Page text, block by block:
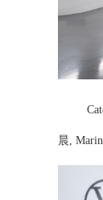
晨,